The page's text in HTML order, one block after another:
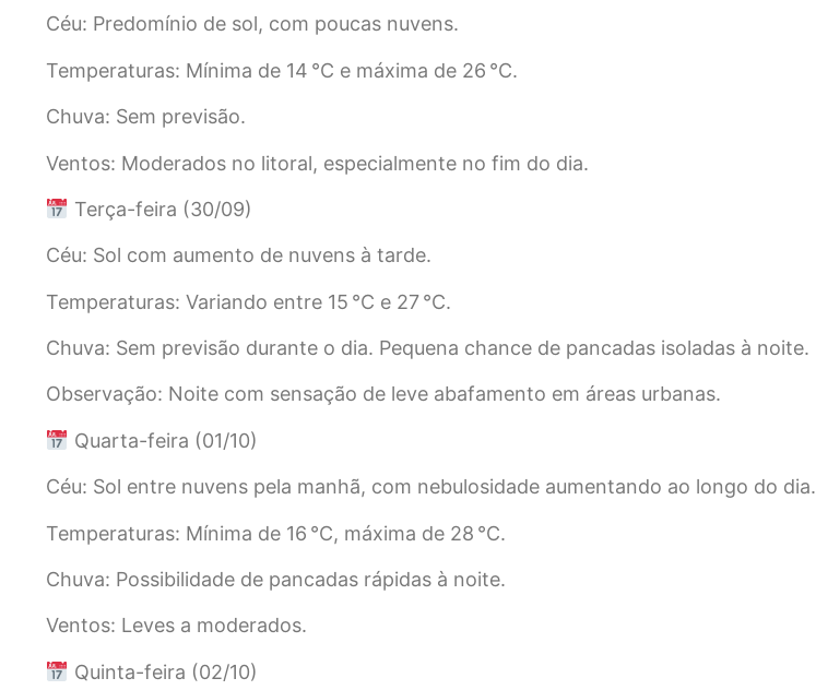
Céu: Predomínio de sol, com poucas nuvens.
Temperaturas: Mínima de 14 °C e máxima de 26 °C.
Chuva: Sem previsão.
Ventos: Moderados no litoral, especialmente no fim do dia.
Terça-feira (30/09)
Céu: Sol com aumento de nuvens à tarde.
Temperaturas: Variando entre 15 °C e 27 °C.
Chuva: Sem previsão durante o dia. Pequena chance de pancadas isoladas à noite.
Observação: Noite com sensação de leve abafamento em áreas urbanas.
Quarta-feira (01/10)
Céu: Sol entre nuvens pela manhã, com nebulosidade aumentando ao longo do dia.
Temperaturas: Mínima de 16 °C, máxima de 28 °C.
Chuva: Possibilidade de pancadas rápidas à noite.
Ventos: Leves a moderados.
Quinta-feira (02/10)